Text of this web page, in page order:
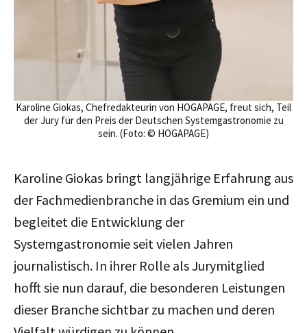
Karoline Giokas, Chefredakteurin von HOGAPAGE, freut sich, Teil
der Jury für den Preis der Deutschen Systemgastronomie zu
sein. (Foto: © HOGAPAGE)
Karoline Giokas bringt langjährige Erfahrung aus
der Fachmedienbranche in das Gremium ein und
begleitet die Entwicklung der
Systemgastronomie seit vielen Jahren
journalistisch. In ihrer Rolle als Jurymitglied
hofft sie nun darauf, die besonderen Leistungen
dieser Branche sichtbar zu machen und deren